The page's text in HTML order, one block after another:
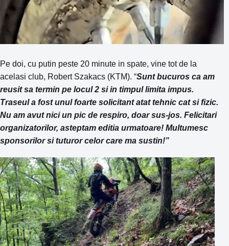
Pe doi, cu putin peste 20 minute in spate, vine tot de la
acelasi club, Robert Szakacs (KTM). “Sunt bucuros ca am
reusit sa termin pe locul 2 si in timpul limita impus.
Traseul a fost unul foarte solicitant atat tehnic cat si fizic.
Nu am avut nici un pic de respiro, doar sus-jos. Felicitari
organizatorilor, asteptam editia urmatoare! Multumesc
sponsorilor si tuturor celor care ma sustin!”